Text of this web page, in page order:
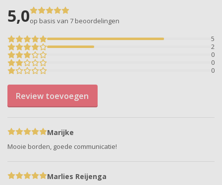
5,0op basis van 7 beoordelingen
5
2
0
0
0
Review toevoegen
Marijke
Mooie borden, goede communicatie!
Marlies Reijenga